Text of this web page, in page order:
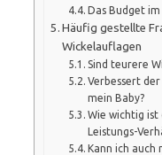
Das Budget
Häufig gestellte
Wickelauflagen
Sind teurere
Verbessert
mein Baby?
Wie wichtig ist
Leistungs-
Kann ich auch